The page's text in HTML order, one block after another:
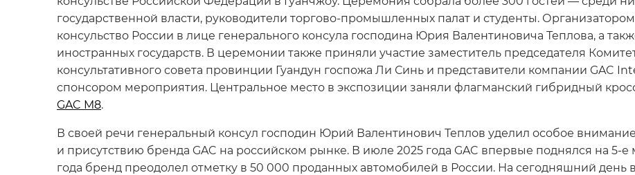
государственной власти, руководители торгово-промышленных палат и студенты.
консульство России в лице генерального консула господина Юрия Валентиновича Теплова, а
иностранных государств. В церемонии также приняли участие заместитель председателя
консультативного совета провинции Гуандун госпожа Ли Синь и представители компании GAC
спонсором мероприятия. Центральное место в экспозиции заняли флагманский гибридный
GAC M8.
В своей речи генеральный консул господин Юрий Валентинович Теплов уделил особое
и присутствию бренда GAC на российском рынке. В июле 2025 года GAC впервые поднялся на 5-
года бренд преодолел отметку в 50 000 проданных автомобилей в России. На сегодняшний день